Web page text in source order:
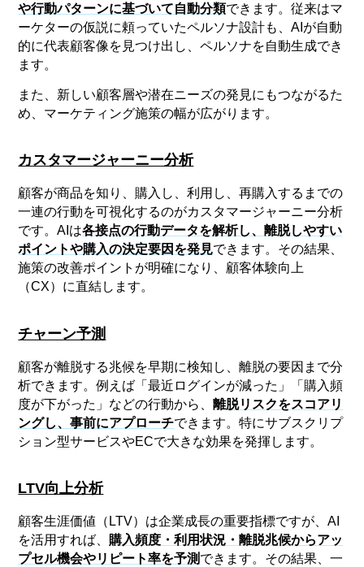
や行動パターンに基づいて自動分類できます。従来はマ
ーケターの仮説に頼っていたペルソナ設計も、AIが自動
的に代表顧客像を見つけ出し、ペルソナを自動生成でき
ます。
また、新しい顧客層や潜在ニーズの発見にもつながるた
め、マーケティング施策の幅が広がります。
カスタマージャーニー分析
顧客が商品を知り、購入し、利用し、再購入するまでの
一連の行動を可視化するのがカスタマージャーニー分析
です。AIは各接点の行動データを解析し、離脱しやすい
ポイントや購入の決定要因を発見できます。その結果、
施策の改善ポイントが明確になり、顧客体験向上
（CX）に直結します。
チャーン予測
顧客が離脱する兆候を早期に検知し、離脱の要因まで分
析できます。例えば「最近ログインが減った」「購入頻
度が下がった」などの行動から、離脱リスクをスコアリ
ングし、事前にアプローチできます。特にサブスクリプ
ション型サービスやECで大きな効果を発揮します。
LTV向上分析
顧客生涯価値（LTV）は企業成長の重要指標ですが、AI
を活用すれば、 購入頻度・利用状況・離脱兆候からアッ
プセル機会やリピート率を予測 できます。その結果、一